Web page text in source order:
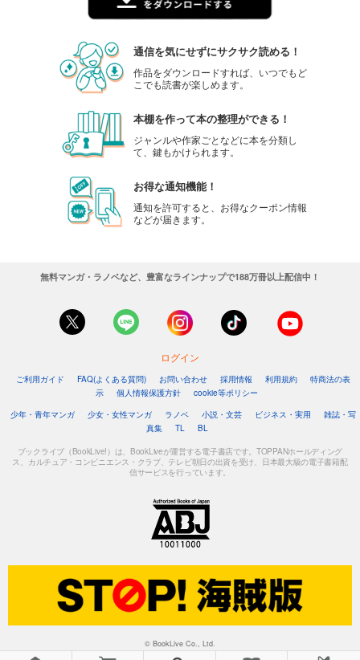
通信を気にせずにサクサク読める！
作品をダウンロードすれば、いつでもど
こでも読書が楽しめます。
本棚を作って本の整理ができる！
ジャンルや作家ごとなどに本を分類し
て、鍵もかけられます。
お得な通知機能！
通知を許可すると、お得なクーポン情報
などが届きます。
無料マンガ・ラノベなど、豊富なラインナップで188万冊以上配信中！
ログイン
ご利用ガイド FAQ(よくある質問) お問い合わせ 採用情報 利用規約
特商法の表
示
個人情報保護方針
cookie等ポリシー
少年・青年マンガ
少女・女性マンガ ラノベ 小説・文芸 ビジネス・実用
雑誌・写
真集
TL BL
ブックライブ（BookLive!）は、BookLiveが運営する電子書店です。TOPPANホールディング
ス、カルチュア・コンビニエンス・クラブ、テレビ朝日の出資を受け、日本最大級の電子書籍配
信サービスを行っています。
© BookLive Co., Ltd.